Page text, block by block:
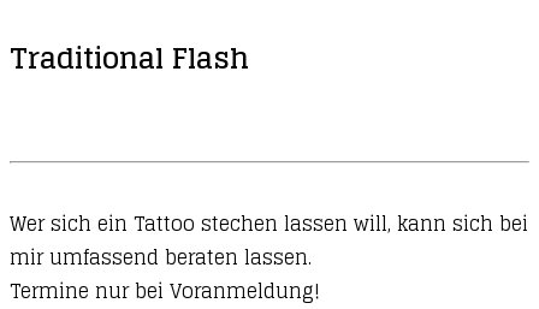
Traditional Flash
Wer sich ein Tattoo stechen lassen will, kann sich bei
mir umfassend beraten lassen.
Termine nur bei Voranmeldung!